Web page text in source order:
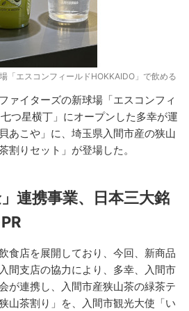
「エスコンフィールドHOKKAIDO」で飲める
ァイターズの新球場「エスコンフィ
つ星横丁」にオープンした多幸が運
あこや」に、埼玉県入間市産の狭山
割りセット」が登場した。
連携事業、日本三大銘
食店を展開しており、今回、新商品
間支店の協力により、多幸、入間市
が連携し、入間市産狭山茶の緑茶テ
山茶割り」を、入間市観光大使「い